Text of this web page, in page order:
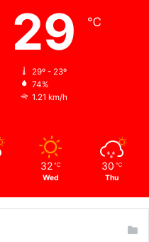
29 ℃
29º - 23º
74%
1.21 km/h
32 ℃
Wed
30 ℃
Thu